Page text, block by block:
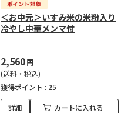
＜お中元＞いすみ米の米粉入り
冷やし中華メンマ付
2,560円
(送料・税込)
獲得ポイント : 25
詳細 カートに入れる